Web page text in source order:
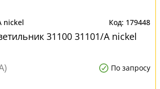
nickel 179448
31100 31101/A nickel
По запросу